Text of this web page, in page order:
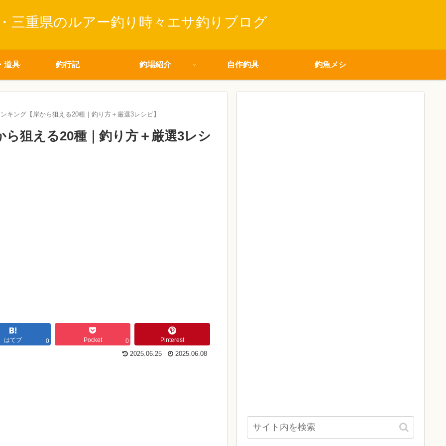
三重県のルアー釣り時々エサ釣りブログ
道具 釣行記 釣場紹介 自作釣具 釣魚メシ
キング【岸から狙える20種｜釣り方＋厳選3レシピ】
狙える20種｜釣り方＋厳選3レシ
はてブ 0 Pocket 0 Pinterest
2025.06.25 2025.06.08